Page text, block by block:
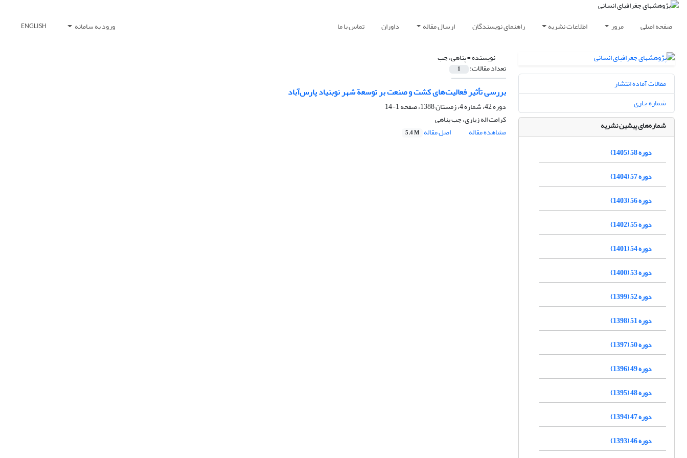
صفحه اصلی مرور اطلاعات نشریه راهنمای نویسندگان ارسال مقاله داوران تماس با ما ورود به سامانه ENGLISH
نویسنده =پناهی، جب
تعداد مقالات: 1
بررسی تأثیر فعالیت‌های کشت و صنعت بر توسعة شهر نوبنیاد پارس‌آباد
دوره 42، شماره 4، زمستان 1388، صفحه
1-14
کرامت اله زیاری، جب پناهی
مشاهده مقاله
اصل مقاله 5.4 M
مقالات آماده انتشار
شماره جاری
شماره‌های پیشین نشریه
دوره 58 (1405)
دوره 57 (1404)
دوره 56 (1403)
دوره 55 (1402)
دوره 54 (1401)
دوره 53 (1400)
دوره 52 (1399)
دوره 51 (1398)
دوره 50 (1397)
دوره 49 (1396)
دوره 48 (1395)
دوره 47 (1394)
دوره 46 (1393)